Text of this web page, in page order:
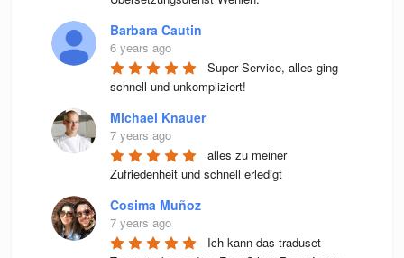
Barbara Cautin
6 years ago
Super Service, alles ging
schnell und unkompliziert!
Michael Knauer
7 years ago
alles zu meiner
Zufriedenheit und schnell erledigt
Cosima Muñoz
7 years ago
Ich kann das traduset